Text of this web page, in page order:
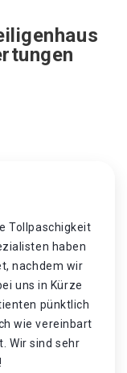
Tollpaschigkeit
haben
nachdem wir
uns in Kürze
pünktlich
wie vereinbart
Wir sind sehr